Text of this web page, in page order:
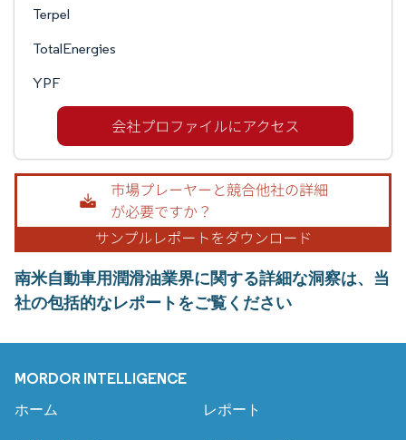
Terpel
TotalEnergies
YPF
南米自動車用潤滑油業界に関する詳細な洞察は、当
社の包括的なレポートをご覧ください
MORDOR INTELLIGENCE
ホーム レポート